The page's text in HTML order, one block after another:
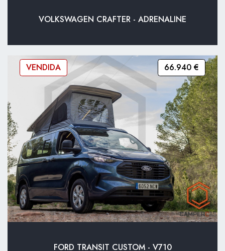
VOLKSWAGEN CRAFTER - ADRENALINE
FORD TRANSIT CUSTOM - V710
VENDIDA 66.940 €